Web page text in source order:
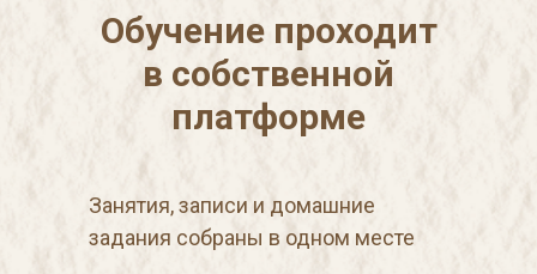
Обучение проходит
в собственной
платформе
Занятия, записи и домашние
задания собраны в одном месте